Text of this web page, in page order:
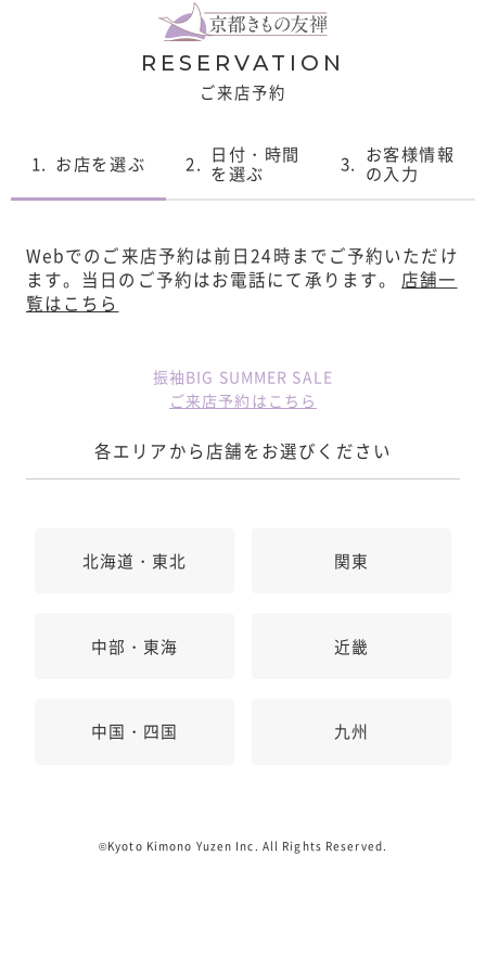
RESERVATION
ご来店予約
1. お店を選ぶ 2. 日付・時間
を選ぶ 3. お客様情報
の入力
Webでのご来店予約は前日24時までご予約いただけ
ます。 当日のご予約はお電話にて承ります。 店舗一
覧はこちら
振袖BIG SUMMER SALE
ご来店予約はこちら
各エリアから店舗をお選びください
北海道・東北 関東
中部・東海 近畿
中国・四国 九州
©Kyoto Kimono Yuzen Inc. All Rights Reserved.